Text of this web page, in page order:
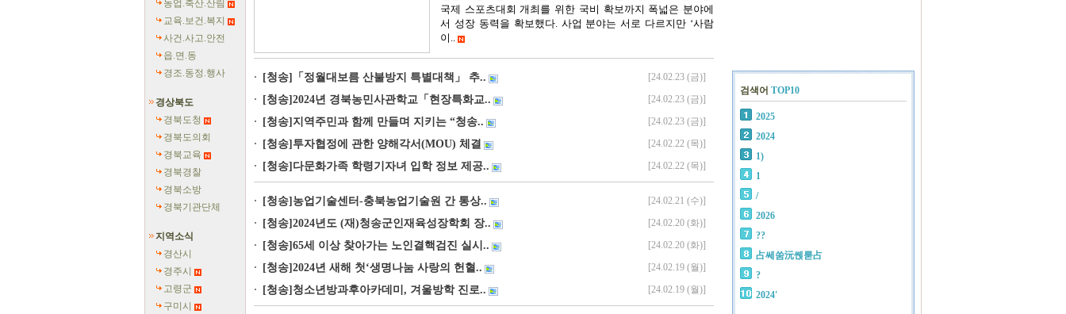
농업.축산.산림
교육.보건.복지
사건.사고.안전
읍.면.동
경조.동정.행사
경상북도
경북도청
경북도의회
경북교육
경북경찰
경북소방
경북기관단체
지역소식
경산시
경주시
고령군
구미시
국제 스포츠대회 개최를 위한 국비 확보까지 폭넓은 분야에
서 성장 동력을 확보했다. 사업 분야는 서로 다르지만 ‘사람
이..
[청송]「정월대보름 산불방지 특별대책」 추.. [24.02.23 (금)]
[청송]2024년 경북농민사관학교「현장특화교.. [24.02.23 (금)]
[청송]지역주민과 함께 만들며 지키는 “청송.. [24.02.23 (금)]
[청송]투자협정에 관한 양해각서(MOU) 체결 [24.02.22 (목)]
[청송]다문화가족 학령기자녀 입학 정보 제공.. [24.02.22 (목)]
[청송]농업기술센터-충북농업기술원 간 통상.. [24.02.21 (수)]
[청송]2024년도 (재)청송군인재육성장학회 장.. [24.02.20 (화)]
[청송]65세 이상 찾아가는 노인결핵검진 실시.. [24.02.20 (화)]
[청송]2024년 새해 첫‘생명나눔 사랑의 헌혈.. [24.02.19 (월)]
[청송]청소년방과후아카데미, 겨울방학 진로.. [24.02.19 (월)]
검색어 TOP10
2025
2024
1)
1
/
2026
??
占쎄쑴沅쏁룯占
?
2024'